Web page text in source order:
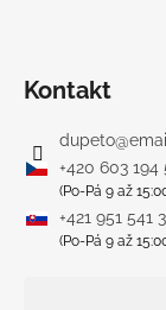
Kontakt
dupeto@
+420 603 194
(Po-Pá 9 až
+421 951 541
(Po-Pá 9 až